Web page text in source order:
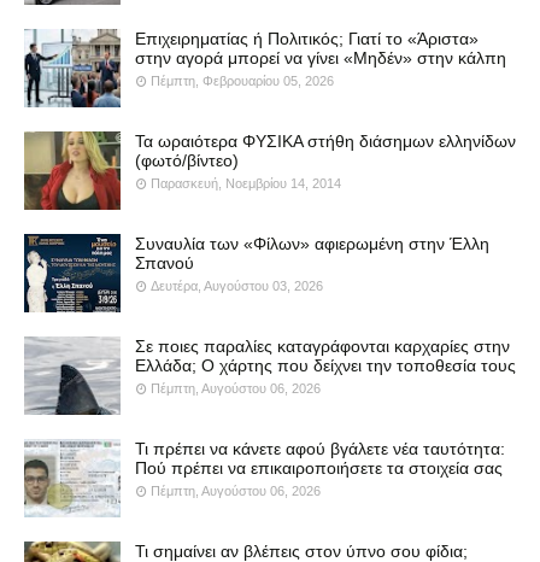
Επιχειρηματίας ή Πολιτικός; Γιατί το «Άριστα»
στην αγορά μπορεί να γίνει «Μηδέν» στην κάλπη
Πέμπτη, Φεβρουαρίου 05, 2026
Τα ωραιότερα ΦΥΣΙΚΑ στήθη διάσημων ελληνίδων
(φωτό/βίντεο)
Παρασκευή, Νοεμβρίου 14, 2014
Συναυλία των «Φίλων» αφιερωμένη στην Έλλη
Σπανού
Δευτέρα, Αυγούστου 03, 2026
Σε ποιες παραλίες καταγράφονται καρχαρίες στην
Ελλάδα; Ο χάρτης που δείχνει την τοποθεσία τους
Πέμπτη, Αυγούστου 06, 2026
Τι πρέπει να κάνετε αφού βγάλετε νέα ταυτότητα:
Πού πρέπει να επικαιροποιήσετε τα στοιχεία σας
Πέμπτη, Αυγούστου 06, 2026
Τι σημαίνει αν βλέπεις στον ύπνο σου φίδια;